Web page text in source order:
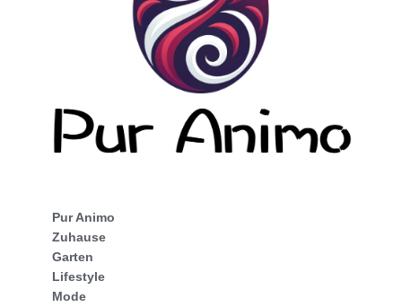
Pur Animo
Zuhause
Garten
Lifestyle
Mode